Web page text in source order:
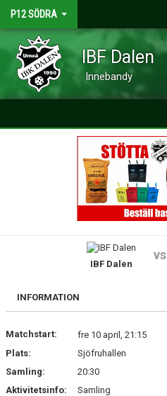
P12 SÖDRA
IBF Dalen
Innebandy
BILDGALLERI
KONTAKT
IBF Dalen
vs
INFORMATION
Matchstart:
fre 10 april, 21:15
Plats:
Sjöfruhallen
Samling:
20:30
Aktivitetsinfo:
Samling